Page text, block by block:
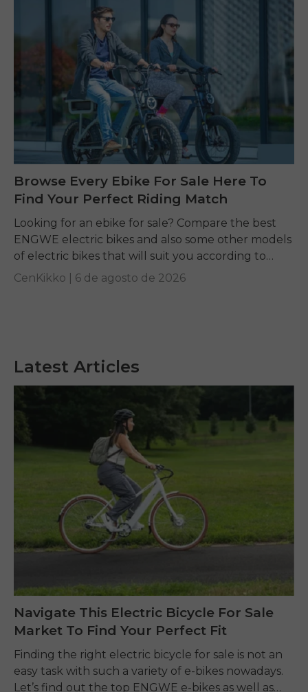
Latest Articles
Navigate This Electric Bicycle For Sale
Market To Find Your Perfect Fit
Finding the right electric bicycle for sale is not an
easy task with such a variety of e-bikes nowadays.
Let’s find out the top ENGWE e-bikes as well as
Browse Every Ebike For Sale Here To
Find Your Perfect Riding Match
Looking for an ebike for sale? Compare the best
ENGWE electric bikes and also some other models
of electric bikes that will suit you according to
your requirements.
CenKikko | 6 de agosto de 2026